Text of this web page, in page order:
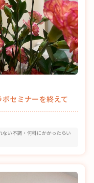
セミナーを終えて
い不調・何科にかかったらい